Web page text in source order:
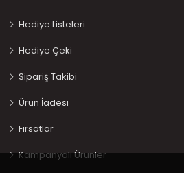
Hediye Listeleri
Hediye Çeki
Sipariş Takibi
Ürün İadesi
Fırsatlar
Kampanyalı Ürünler